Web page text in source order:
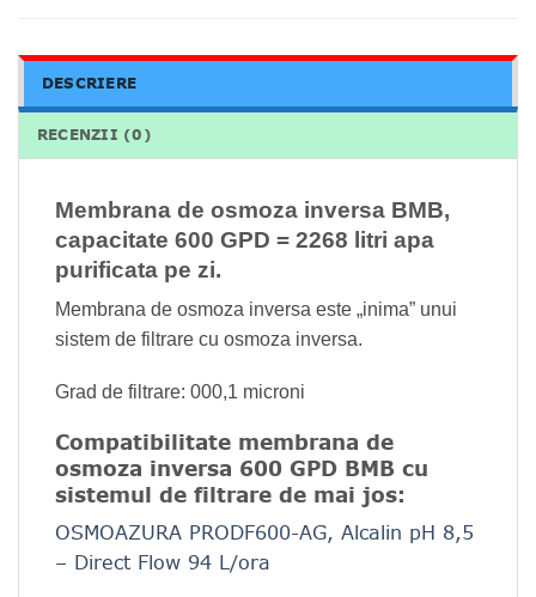
DESCRIERE
RECENZII (0)
Membrana de osmoza inversa BMB,
capacitate 600 GPD = 2268 litri apa
purificata pe zi.
Membrana de osmoza inversa este „inima” unui
sistem de filtrare cu osmoza inversa.
Grad de filtrare: 000,1 microni
Compatibilitate membrana de
osmoza inversa 600 GPD BMB cu
sistemul de filtrare de mai jos:
OSMOAZURA PRODF600-AG, Alcalin pH 8,5
– Direct Flow 94 L/ora